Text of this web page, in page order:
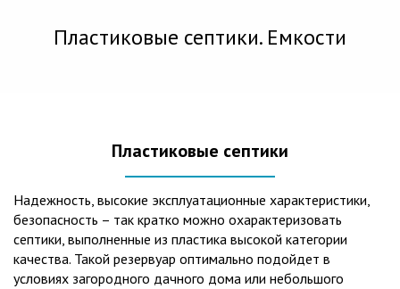
Пластиковые септики. Емкости
Пластиковые септики
Надежность, высокие эксплуатационные характеристики,
безопасность – так кратко можно охарактеризовать
септики, выполненные из пластика высокой категории
качества. Такой резервуар оптимально подойдет в
условиях загородного дачного дома или небольшого